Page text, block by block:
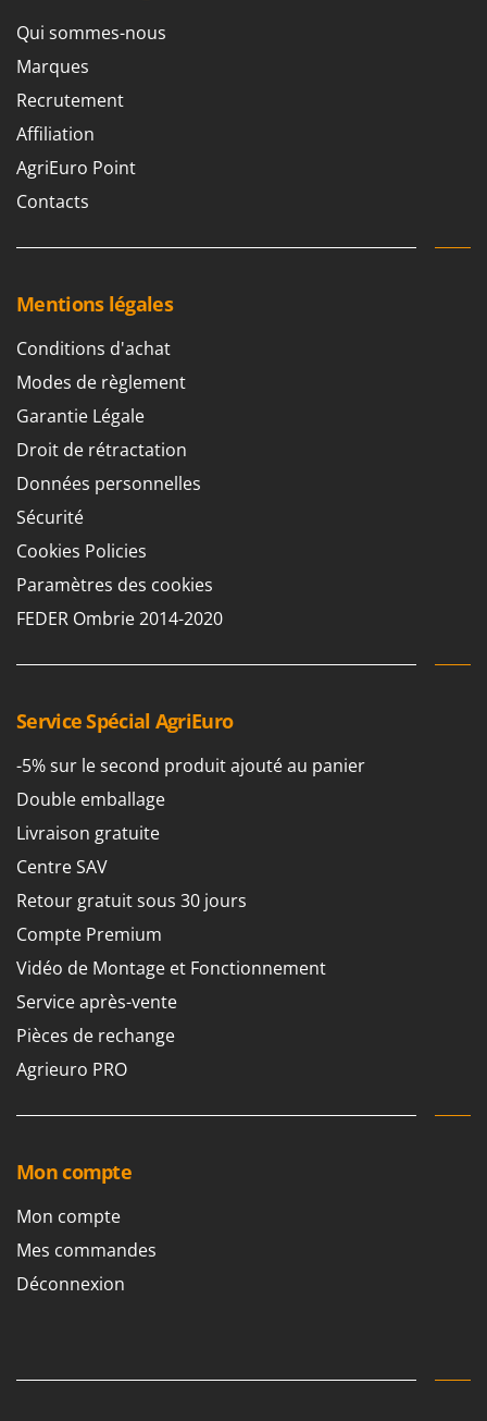
Qui sommes-nous
Marques
Recrutement
Affiliation
AgriEuro Point
Contacts
Mentions légales
Conditions d'achat
Modes de règlement
Garantie Légale
Droit de rétractation
Données personnelles
Sécurité
Cookies Policies
Paramètres des cookies
FEDER Ombrie 2014-2020
Service Spécial AgriEuro
-5% sur le second produit ajouté au panier
Double emballage
Livraison gratuite
Centre SAV
Retour gratuit sous 30 jours
Compte Premium
Vidéo de Montage et Fonctionnement
Service après-vente
Pièces de rechange
Agrieuro PRO
Mon compte
Mon compte
Mes commandes
Déconnexion